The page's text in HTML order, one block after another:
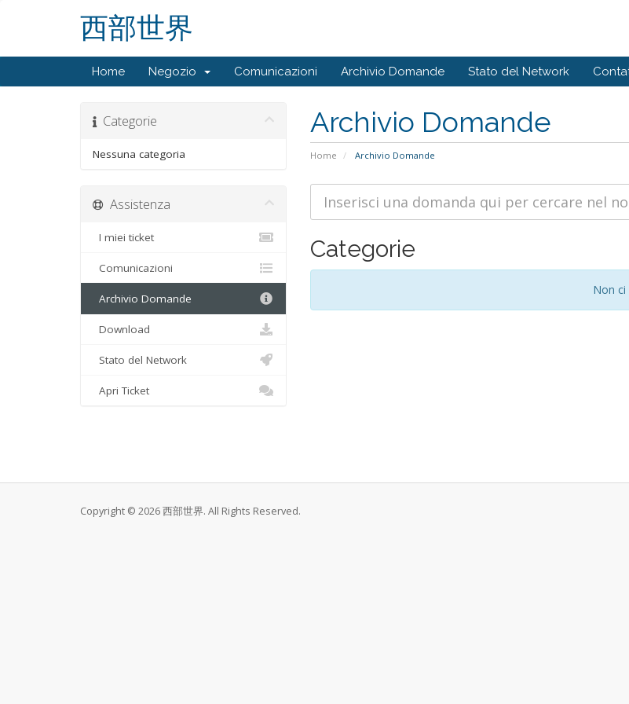
西部世界
Home Negozio Comunicazioni Archivio Domande Stato del Network
Archivio Domande
Home Archivio Domande
Categorie
Nessuna categoria
Categorie
Non
Assistenza
I miei ticket
Comunicazioni
Archivio Domande
Download
Stato del Network
Apri Ticket
Copyright © 2026 西部世界. All Rights Reserved.